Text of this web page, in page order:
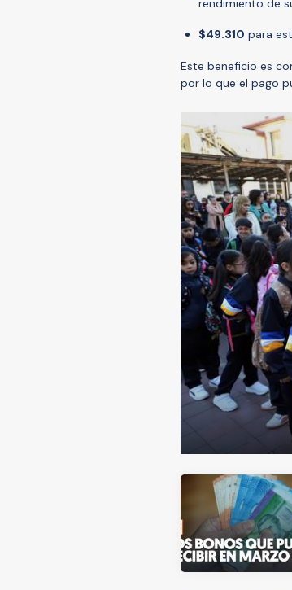
rendimiento de
$49.310 para
Este beneficio es
por lo que el pago